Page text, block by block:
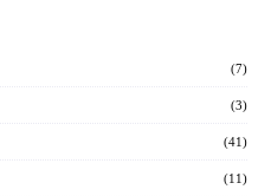
(7)
(3)
(41)
(11)